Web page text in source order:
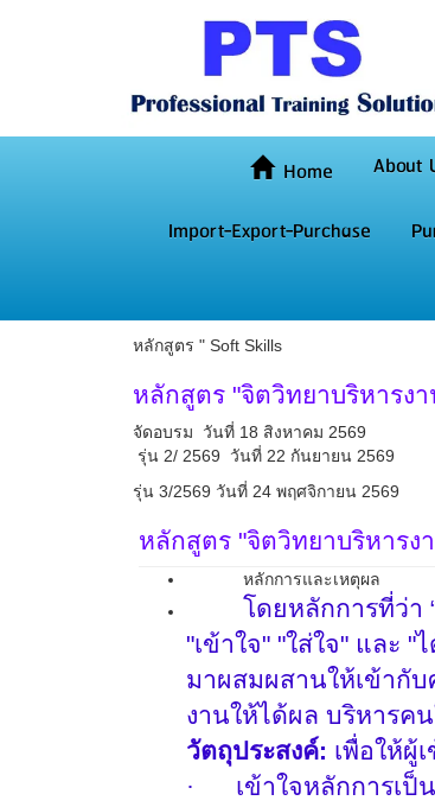
Home About
Import-Export-Purchase
หลักสูตร " Soft Skills
หลักสูตร "จิตวิทยาบริหารง
จัดอบรม วันที่ 18 สิงหาคม 2569
รุ่น 2/ 2569 วันที่ 22 กันยายน 2569
รุ่น 3/2569 วันที่ 24 พฤศจิกายน 2569
หลักสูตร "จิตวิทยาบริหารง
หลักการและเหตุผล
โดยหลักการที่ว่า
"เข้าใจ" "ใส่ใจ" และ "
มาผสมผสานให้เข้ากั
งานให้ได้ผล บริหารค
วัตถุประสงค์: เพื่อให้ผู้
·
เข้าใจหลักการเ